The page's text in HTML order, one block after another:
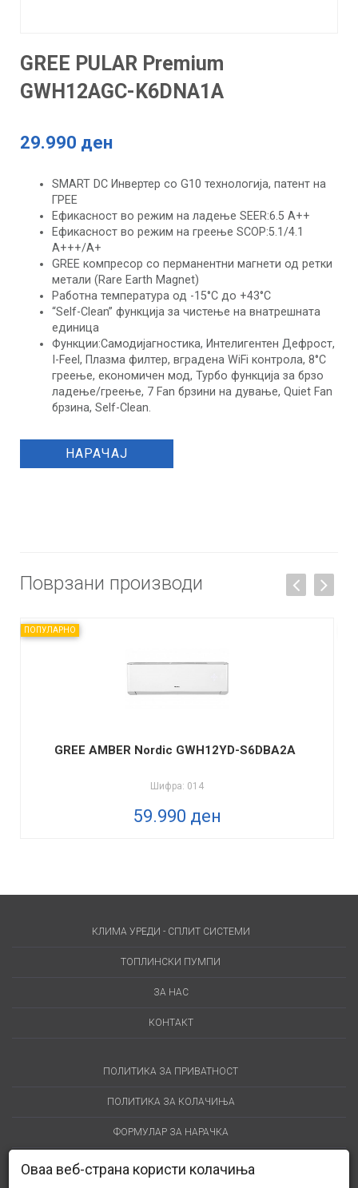
GREE PULAR Premium
GWH12AGC-K6DNA1A
29.990 ден
SMART DC Инвертер со G10 технологија, патент на
ГРЕЕ
Eфикасност во режим на ладење SEER:6.5 A++
Eфикасност во режим на греење SCOP:5.1/4.1
A+++/А+
GREE компресор со перманентни магнети од ретки
метали (Rare Earth Magnet)
Работна температура од -15°С до +43°С
“Self-Clean” функција за чистење на внатрешната
единица
Функции:Самодијагностика, Интелигентен Дефрост,
I-Feel, Плазма филтер, вградена WiFi контрола, 8°С
греење, економичен мод, Турбо функција за брзо
ладење/греење, 7 Fan брзини на дување, Quiet Fan
брзина, Self-Clean.
НАРАЧАЈ
Поврзани производи
ПОПУЛАРНО
GREE AMBER Nordic GWH12YD-S6DBA2A
Шифра: 014
59.990 ден
КЛИМА УРЕДИ - СПЛИТ СИСТЕМИ
ТОПЛИНСКИ ПУМПИ
ЗА НАС
КОНТАКТ
ПОЛИТИКА ЗА ПРИВАТНОСТ
ПОЛИТИКА ЗА КОЛАЧИЊА
ФОРМУЛАР ЗА НАРАЧКА
Адреса: Киро Митрев 7, Кавадарци
Оваа веб-страна користи колачиња